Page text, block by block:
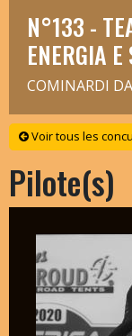
N°133 -
ENERGIA
COMINARDI
Voir tous les
Pilote(s)